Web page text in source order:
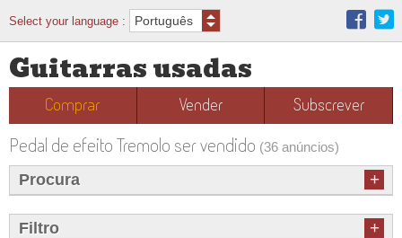
Select your language :
Guitarras usadas
Comprar Vender Subscrever
Pedal de efeito Tremolo ser vendido (36 anúncios)
Procura +
Filtro +